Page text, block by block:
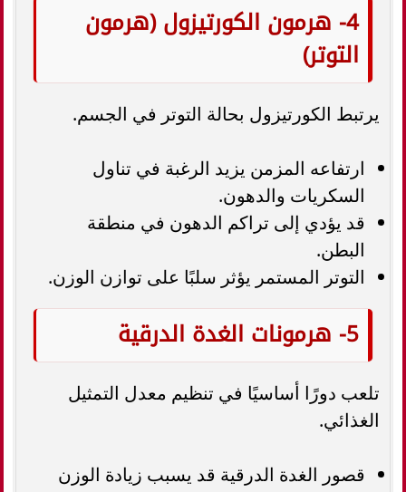
4- هرمون الكورتيزول (هرمون
التوتر)
يرتبط الكورتيزول بحالة التوتر في الجسم.
ارتفاعه المزمن يزيد الرغبة في تناول
السكريات والدهون.
قد يؤدي إلى تراكم الدهون في منطقة
البطن.
التوتر المستمر يؤثر سلبًا على توازن الوزن.
5- هرمونات الغدة الدرقية
تلعب دورًا أساسيًا في تنظيم معدل التمثيل
الغذائي.
قصور الغدة الدرقية قد يسبب زيادة الوزن